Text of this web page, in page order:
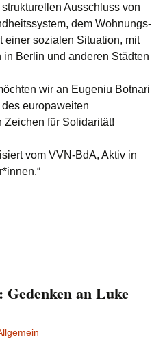
Ausschluss von
dem Wohnungs-
einer sozialen Situation, mit
Berlin und anderen Städten
wir an Eugeniu Botnari
europaweiten
Zeichen für Solidarität!
vom VVN-BdA, Aktiv in
Gedenken an Luke